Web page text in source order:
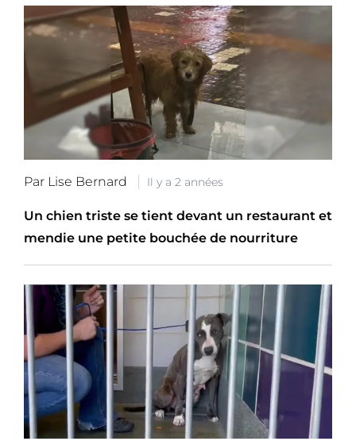
Par Lise Bernard Il y a 2 années
Un chien triste se tient devant un restaurant et
mendie une petite bouchée de nourriture